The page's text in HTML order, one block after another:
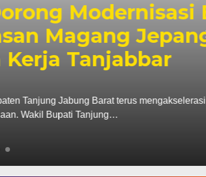
BLK
Jepang
Barat terus mengakselerasi
Tanjung…